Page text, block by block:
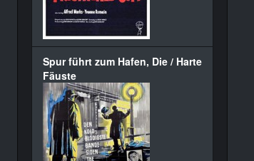
Spur führt zum Hafen, Die / Harte
Fäuste